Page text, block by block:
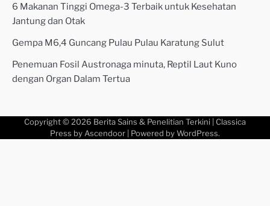
6 Makanan Tinggi Omega-3 Terbaik untuk Kesehatan
Jantung dan Otak
Gempa M6,4 Guncang Pulau Pulau Karatung Sulut
Penemuan Fosil Austronaga minuta, Reptil Laut Kuno
dengan Organ Dalam Tertua
Copyright © 2026 Berita Sains & Penelitian Terkini | Classica
Press by Ascendoor | Powered by WordPress.